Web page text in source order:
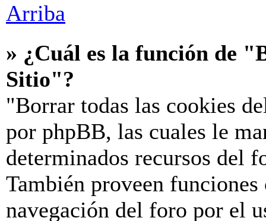
Arriba
» ¿Cuál es la función de
Sitio"?
"Borrar todas las cookies
por phpBB, las cuales le
determinados recursos del
También proveen
navegación del foro por el